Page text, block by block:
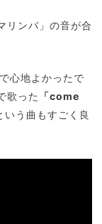
リンバ」の音が合
心地よかったで
歌った
「come
いう曲もすごく良